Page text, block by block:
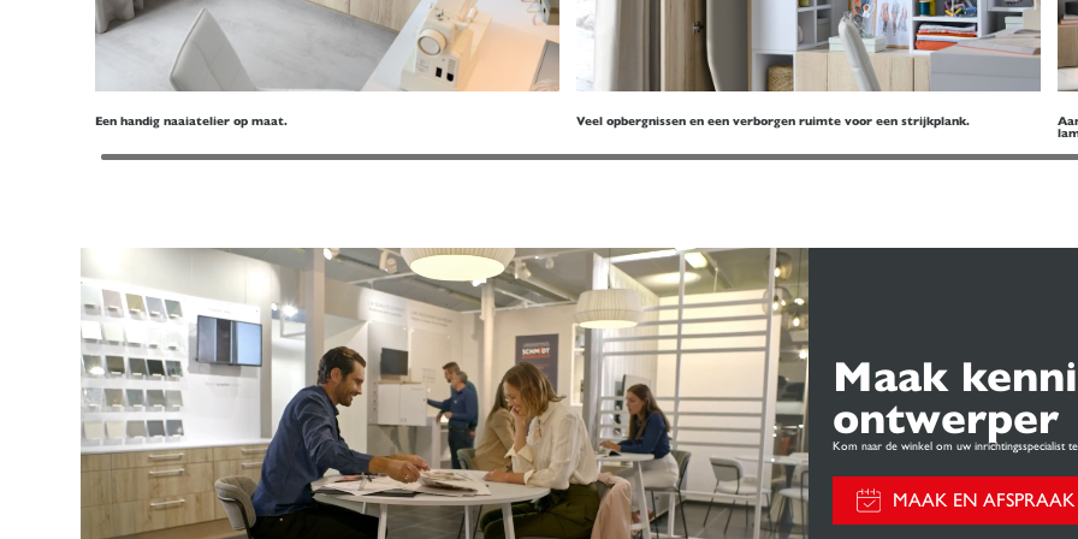
Een handig naaiatelier op maat. Veel opbergnissen en een verborgen ruimte voor een strijkplank.
Maak
ontwerper
Kom naar de winkel om uw inrichtingsspecialist
MAAK EN AFSPRAAK